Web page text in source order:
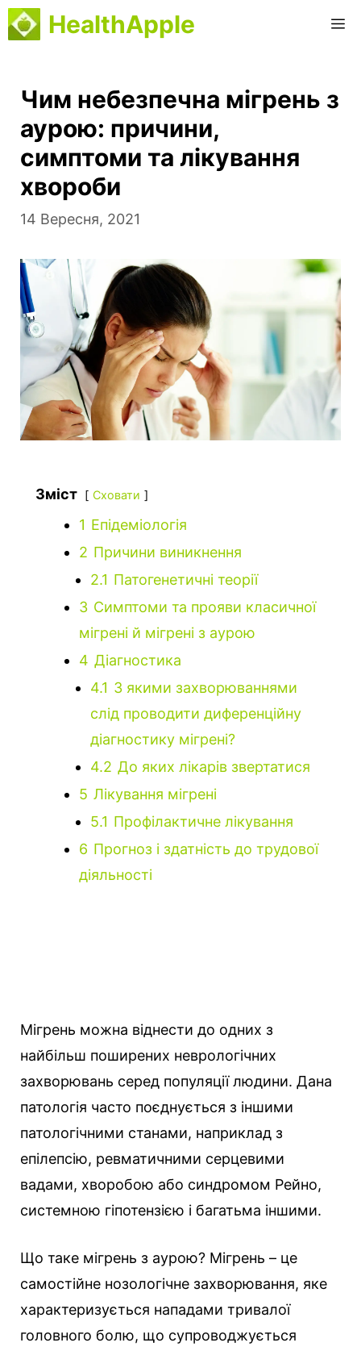
Перейти
до
HealthApple
Чим небезпечна мігрень з
аурою: причини,
симптоми та лікування
хвороби
14 Вересня, 2021
Зміст Сховати
1 Епідеміологія
2 Причини виникнення
2.1 Патогенетичні теорії
3 Симптоми та прояви класичної
мігрені й мігрені з аурою
4 Діагностика
4.1 З якими захворюваннями
слід проводити диференційну
діагностику мігрені?
4.2 До яких лікарів звертатися
5 Лікування мігрені
5.1 Профілактичне лікування
6 Прогноз і здатність до трудової
діяльності
Мігрень можна віднести до одних з
найбільш поширених неврологічних
захворювань серед популяції людини. Дана
патологія часто поєднується з іншими
патологічними станами, наприклад з
епілепсію, ревматичними серцевими
вадами, хворобою або синдромом Рейно,
системною гіпотензією і багатьма іншими.
Що таке мігрень з аурою? Мігрень – це
самостійне нозологічне захворювання, яке
характеризується нападами тривалої
головного болю, що супроводжується